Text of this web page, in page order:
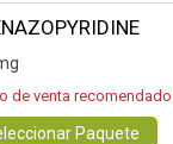
de venta
Paquete